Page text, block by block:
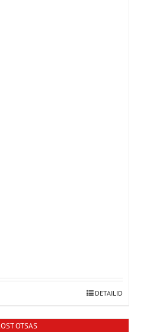
DETAILID
OTSAS